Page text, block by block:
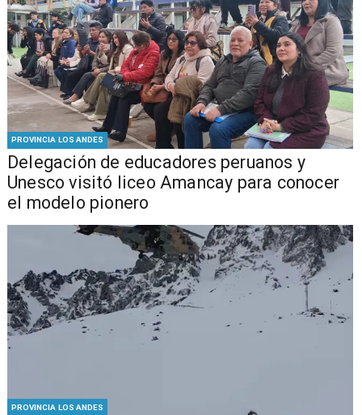
PROVINCIA LOS ANDES
Delegación de educadores peruanos y
Unesco visitó liceo Amancay para conocer
el modelo pionero
PROVINCIA LOS ANDES